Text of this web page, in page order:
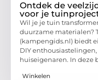
Ontdek de
voor je
Wil je je tuin
duurzame materialen?
(kampengids.nl) biedt
DIY
huiseigenaren. In deze
Winkelen